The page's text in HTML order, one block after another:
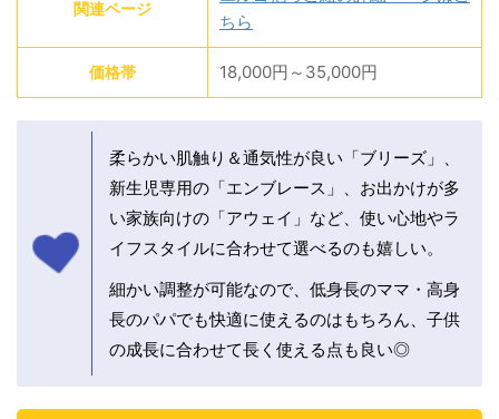
関連ページ
ちら
価格帯 18,000円～35,000円
柔らかい肌触り＆通気性が良い「ブリーズ」、
新生児専用の「エンブレース」、お出かけが多
い家族向けの「アウェイ」など、使い心地やラ
イフスタイルに合わせて選べるのも嬉しい。
細かい調整が可能なので、低身長のママ・高身
長のパパでも快適に使えるのはもちろん、子供
の成長に合わせて長く使える点も良い◎